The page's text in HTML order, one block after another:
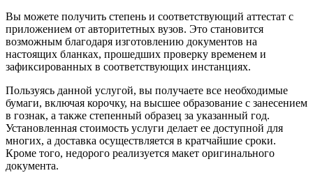
Вы можете получить степень и соответствующий аттестат с
приложением от авторитетных вузов. Это становится
возможным благодаря изготовлению документов на
настоящих бланках, прошедших проверку временем и
зафиксированных в соответствующих инстанциях.
Пользуясь данной услугой, вы получаете все необходимые
бумаги, включая корочку, на высшее образование с занесением
в гознак, а также степенный образец за указанный год.
Установленная стоимость услуги делает ее доступной для
многих, а доставка осуществляется в кратчайшие сроки.
Кроме того, недорого реализуется макет оригинального
документа.